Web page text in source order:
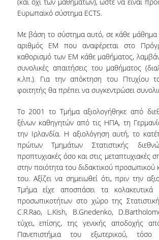
Ευρωπαϊκό σύστημα ECTS.
Με βάση το σύστημα αυτό, σε κάθε μάθημα
αριθμός ΕΜ που αναφέρεται στο
καθορισμό των ΕΜ κάθε μαθήματος,
συνολικές απαιτήσεις του μαθήματος
κ.λπ.). Για την απόκτηση του Πτυχίου
φοιτητής θα πρέπει να συγκεντρώσει
Το 2001 το Τμήμα αξιολογήθηκε από
ξένων καθηγητών από τις ΗΠΑ, τη
την Ιρλανδία. Η αξιολόγηση αυτή, το
πρώτων Τμημάτων Στατιστικής
προπτυχιακές όσο και στις μεταπτυχιακές
στην ποιότητα του διδακτικού προσωπικού
του. Αξίζει να σημειωθεί ότι, πριν την
Τμήμα είχε αποσπάσει τα κολακευτικά
προσωπικοτήτων στο χώρο της
C.R.Rao, L.Kish, B.Gnedenko,
τύχει, επίσης, της γενικής αποδοχής
Πανεπιστήμια του εξωτερικού,